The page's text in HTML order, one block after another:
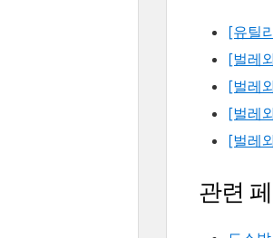
[유틸
[벌레
[벌레
[벌레
[벌레
관련